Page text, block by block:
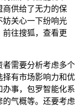
商供给了无力的保
妨关心一下纷响光
往搜狐，查看更
需要分析考虑多个
择有市场影响力和优
办事，包罗智能化系
气概等。还要考虑